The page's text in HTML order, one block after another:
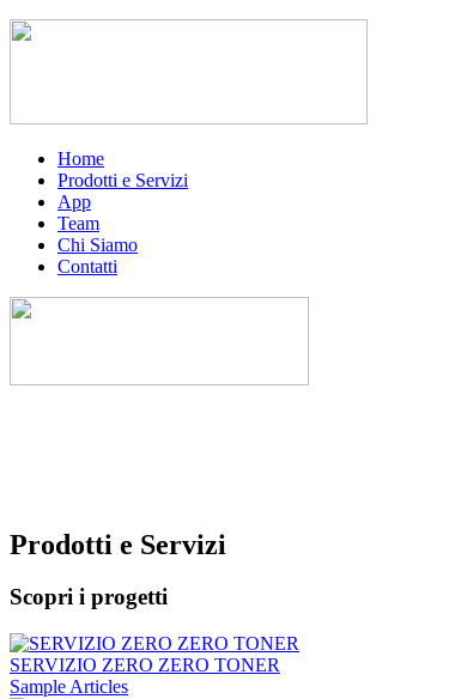
Home
Prodotti e Servizi
App
Team
Chi Siamo
Contatti
Prodotti e Servizi
Scopri i progetti
SERVIZIO ZERO ZERO TONER
Sample Articles